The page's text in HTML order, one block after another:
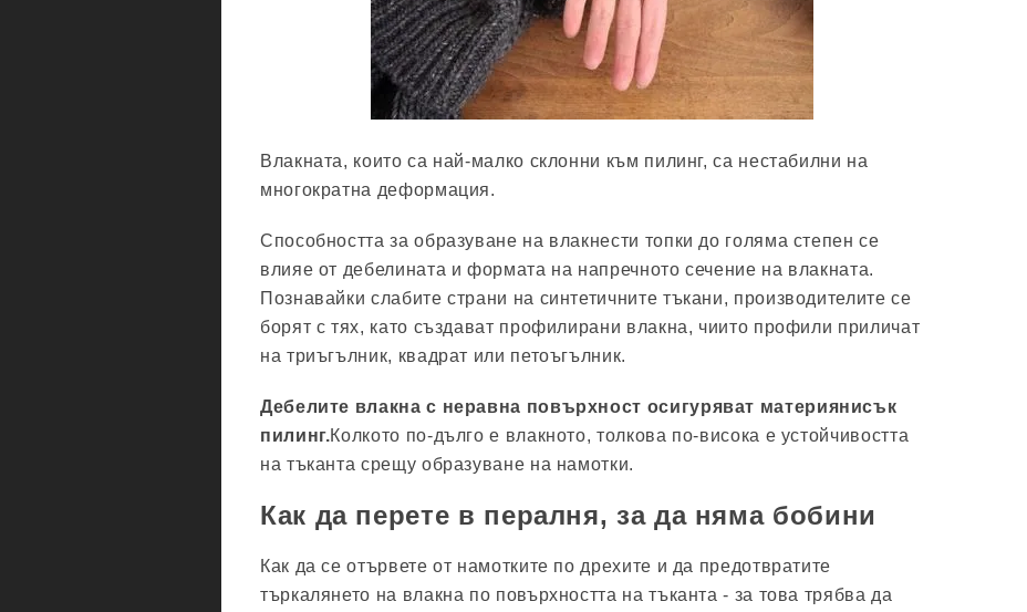
Влакната, които са най-малко склонни към пилинг, са нестабилни на
многократна деформация.
Способността за образуване на влакнести топки до голяма степен се
влияе от дебелината и формата на напречното сечение на влакната.
Познавайки слабите страни на синтетичните тъкани, производителите се
борят с тях, като създават профилирани влакна, чиито профили приличат
на триъгълник, квадрат или петоъгълник.
Дебелите влакна с неравна повърхност осигуряват материянисък
пилинг.Колкото по-дълго е влакното, толкова по-висока е устойчивостта
на тъканта срещу образуване на намотки.
Как да перете в пералня, за да няма бобини
Как да се отървете от намотките по дрехите и да предотвратите
търкалянето на влакна по повърхността на тъканта - за това трябва да